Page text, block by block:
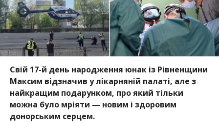
Свій 17-й день народження юнак із Рівненщини
Максим відзначив у лікарняній палаті, але з
найкращим подарунком, про який тільки
можна було мріяти — новим і здоровим
донорським серцем.